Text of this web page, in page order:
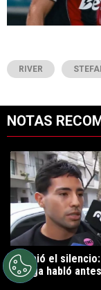
RIVER
NOTAS
Un artículo de
Rompió el
Ortega habló